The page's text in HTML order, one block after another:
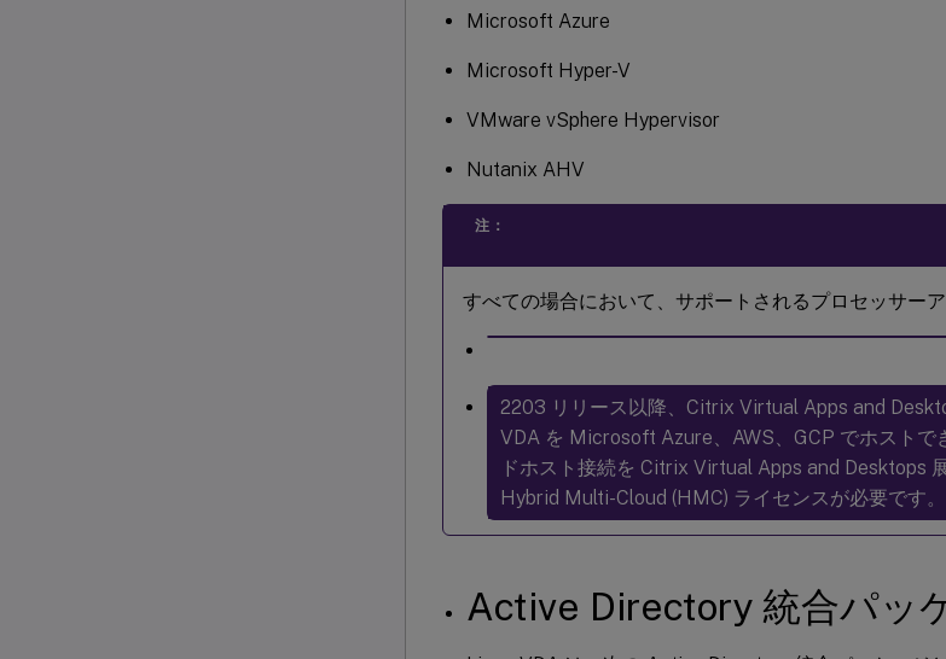
Microsoft Azure
Microsoft Hyper-V
VMware vSphere Hypervisor
Nutanix AHV
注：
すべての場合において、サポートされるプロセッサー
2203 リリース以降、Citrix Virtual Apps and
VDA を Microsoft Azure、AWS、GCP でホストで
ドホスト接続を Citrix Virtual Apps and Desktops
Hybrid Multi-Cloud (HMC) ライセンスが必要です。
Active Directory 統合パッ